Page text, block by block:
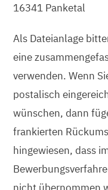
16341 Panketal
Als Dateianlage
eine
verwenden. Wenn
postalisch
wünschen, dann
frankierten
hingewiesen, dass